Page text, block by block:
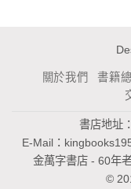
關於我們 書籍
書店地址
E-Mail：
金萬字書店 - 60年
©